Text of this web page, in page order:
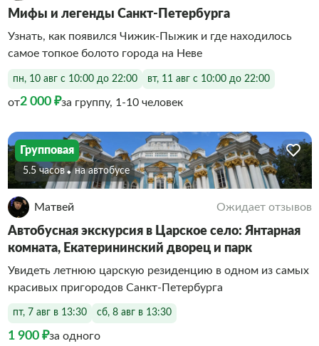
Мифы и легенды Санкт-Петербурга
Узнать, как появился Чижик-Пыжик и где находилось
самое топкое болото города на Неве
пн, 10 авг с 10:00 до 22:00 вт, 11 авг с 10:00 до 22:00
от2 000 ₽за группу, 1-10 человек
Групповая
5.5 часов На автобусе
Матвей Ожидает отзывов
Автобусная экскурсия в Царское село: Янтарная
комната, Екатерининский дворец и парк
Увидеть летнюю царскую резиденцию в одном из самых
красивых пригородов Санкт-Петербурга
пт, 7 авг в 13:30 сб, 8 авг в 13:30
1 900 ₽за одного